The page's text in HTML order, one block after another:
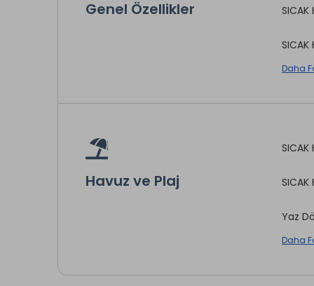
Genel Özellikler SICAK
SICAK
Babe
Daha
Havuz ve Plaj
SICAK
SICAK
Yaz
Daha